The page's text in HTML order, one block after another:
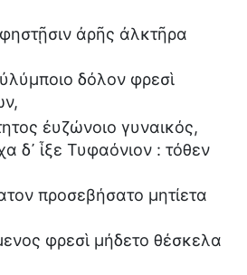
ἀρῆς ἀλκτῆρα
δόλον φρεσὶ
,
ἐυζώνοιο γυναικός,
δ᾽ ἷξε Τυφαόνιον : τόθεν
προσεβήσατο μητίετα
φρεσὶ μήδετο θέσκελα